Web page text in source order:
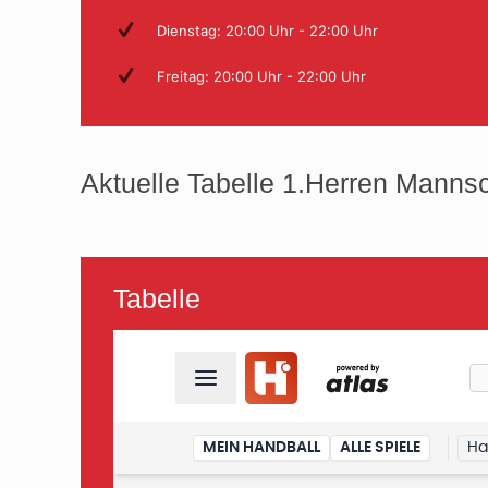
Dienstag: 20:00 Uhr - 22:00 Uhr
Freitag: 20:00 Uhr - 22:00 Uhr
Aktuelle Tabelle 1.Herren
Tabelle